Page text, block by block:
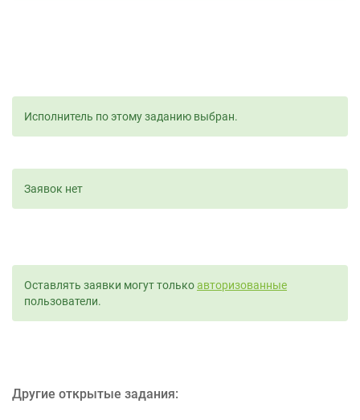
Исполнитель по этому заданию выбран.
Заявок нет
Оставлять заявки могут толькоавторизованные
пользователи.
Другие открытые задания: